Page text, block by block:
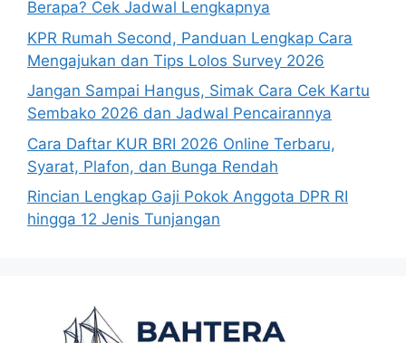
Berapa? Cek Jadwal Lengkapnya
KPR Rumah Second, Panduan Lengkap Cara
Mengajukan dan Tips Lolos Survey 2026
Jangan Sampai Hangus, Simak Cara Cek Kartu
Sembako 2026 dan Jadwal Pencairannya
Cara Daftar KUR BRI 2026 Online Terbaru,
Syarat, Plafon, dan Bunga Rendah
Rincian Lengkap Gaji Pokok Anggota DPR RI
hingga 12 Jenis Tunjangan